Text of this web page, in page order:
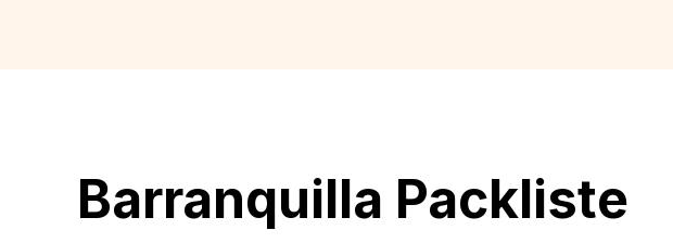
Barranquilla Packliste